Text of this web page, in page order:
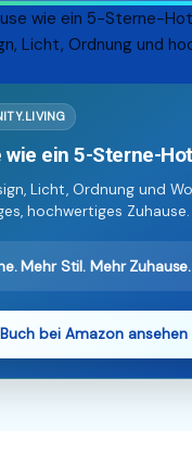
wie ein 5-Sterne-
Licht, Ordnung und
hochwertiges Zuhause.
Mehr Stil. Mehr Zuhause.
Buch bei Amazon ansehen